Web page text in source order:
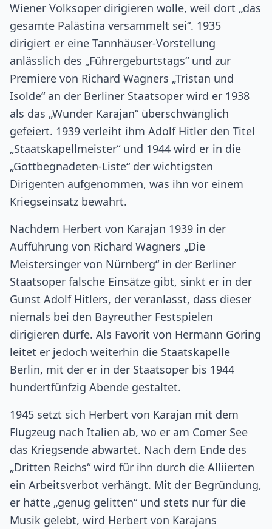
Wiener Volksoper dirigieren wolle, weil dort „das
gesamte Palästina versammelt sei“. 1935
dirigiert er eine Tannhäuser-Vorstellung
anlässlich des „Führergeburtstags“ und zur
Premiere von Richard Wagners „Tristan und
Isolde“ an der Berliner Staatsoper wird er 1938
als das „Wunder Karajan“ überschwänglich
gefeiert. 1939 verleiht ihm Adolf Hitler den Titel
„Staatskapellmeister“ und 1944 wird er in die
„Gottbegnadeten-Liste“ der wichtigsten
Dirigenten aufgenommen, was ihn vor einem
Kriegseinsatz bewahrt.
Nachdem Herbert von Karajan 1939 in der
Aufführung von Richard Wagners „Die
Meistersinger von Nürnberg“ in der Berliner
Staatsoper falsche Einsätze gibt, sinkt er in der
Gunst Adolf Hitlers, der veranlasst, dass dieser
niemals bei den Bayreuther Festspielen
dirigieren dürfe. Als Favorit von Hermann Göring
leitet er jedoch weiterhin die Staatskapelle
Berlin, mit der er in der Staatsoper bis 1944
hundertfünfzig Abende gestaltet.
1945 setzt sich Herbert von Karajan mit dem
Flugzeug nach Italien ab, wo er am Comer See
das Kriegsende abwartet. Nach dem Ende des
„Dritten Reichs“ wird für ihn durch die Alliierten
ein Arbeitsverbot verhängt. Mit der Begründung,
er hätte „genug gelitten“ und stets nur für die
Musik gelebt, wird Herbert von Karajans